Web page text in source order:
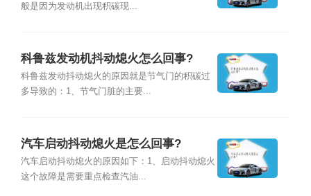
般是因为发动机出现积碳现...
科鲁兹发动机抖动熄火怎么回事?
科鲁兹发动抖动熄火的原因就是节气门的积碳过
多导致的：1、节气门脏的主要...
汽车启动抖动熄火是怎么回事?
汽车启动抖动熄火的原因如下：1、启动抖动熄火
这个故障是需要重点检查汽油...